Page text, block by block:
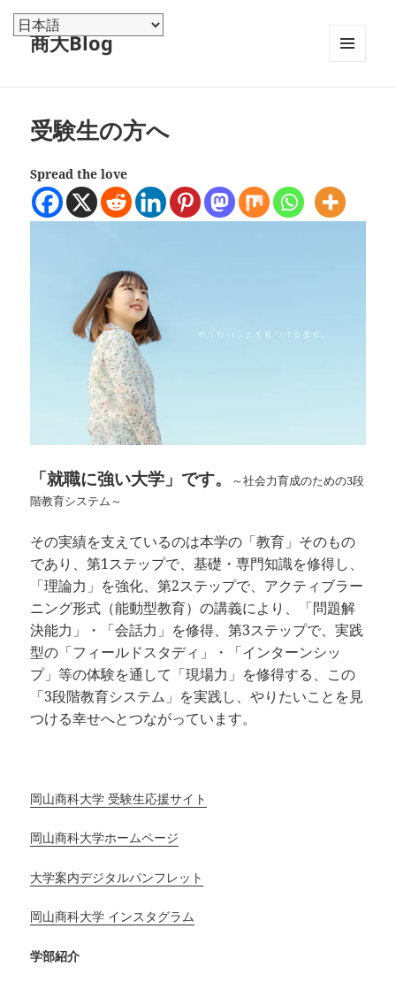
商大Blog
受験生の方へ
Spread the love
「就職に強い大学」です。
～社会力育成のための3段
階教育システム～
その実績を支えているのは本学の「教育」そのもの
であり、第1ステップで、基礎・専門知識を修得し、
「理論力」を強化、第2ステップで、アクティブラー
ニング形式（能動型教育）の講義により、「問題解
決能力」・「会話力」を修得、第3ステップで、実践
型の「フィールドスタディ」・「インターンシッ
プ」等の体験を通して「現場力」を修得する、この
「3段階教育システム」を実践し、やりたいことを見
つける幸せへとつながっています。
岡山商科大学 受験生応援サイト
岡山商科大学ホームページ
大学案内デジタルパンフレット
岡山商科大学 インスタグラム
学部紹介